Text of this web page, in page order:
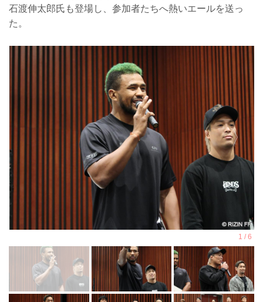
石渡伸太郎氏も登場し、参加者たちへ熱いエールを送っ
た。